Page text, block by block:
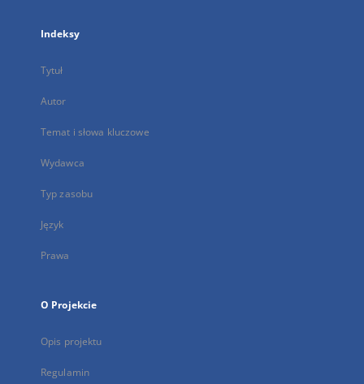
Indeksy
Tytuł
Autor
Temat i słowa kluczowe
Wydawca
Typ zasobu
Język
Prawa
O Projekcie
Opis projektu
Regulamin